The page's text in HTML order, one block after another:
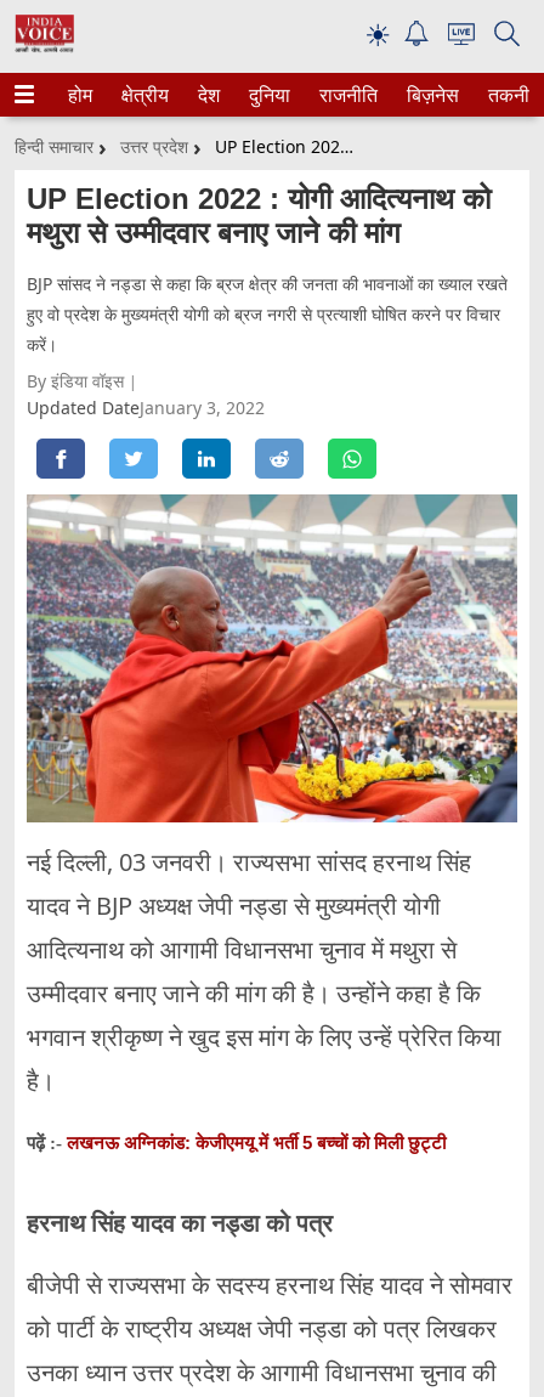
☀
होम क्षेत्रीय देश दुनिया राजनीति बिज़नेस तकनीक
हिन्दी समाचार उत्तर प्रदेश UP Election 2022 : योगी आदित्यनाथ को मथुरा से उम्मीदवार बनाए जाने की मांग
UP Election 2022 : योगी आदित्यनाथ को
मथुरा से उम्मीदवार बनाए जाने की मांग
BJP सांसद ने नड्डा से कहा कि ब्रज क्षेत्र की जनता की भावनाओं का ख्याल रखते
हुए वो प्रदेश के मुख्यमंत्री योगी को ब्रज नगरी से प्रत्याशी घोषित करने पर विचार
करें।
By इंडिया वॉइस
Updated DateJanuary 3, 2022
नई दिल्ली, 03 जनवरी। राज्यसभा सांसद हरनाथ सिंह
यादव ने BJP अध्यक्ष जेपी नड्डा से मुख्यमंत्री योगी
आदित्यनाथ को आगामी विधानसभा चुनाव में मथुरा से
उम्मीदवार बनाए जाने की मांग की है। उन्होंने कहा है कि
भगवान श्रीकृष्ण ने खुद इस मांग के लिए उन्हें प्रेरित किया
है।
पढ़ें :-लखनऊ अग्निकांड: केजीएमयू में भर्ती 5 बच्चों को मिली छुट्टी
हरनाथ सिंह यादव का नड्डा को पत्र
बीजेपी से राज्यसभा के सदस्य हरनाथ सिंह यादव ने सोमवार
को पार्टी के राष्ट्रीय अध्यक्ष जेपी नड्डा को पत्र लिखकर
उनका ध्यान उत्तर प्रदेश के आगामी विधानसभा चुनाव की